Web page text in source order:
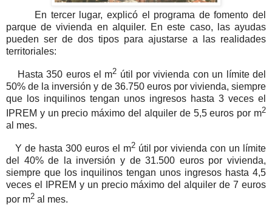
En tercer lugar, explicó el programa de fomento del
parque de vivienda en alquiler. En este caso, las ayudas
pueden ser de dos tipos para ajustarse a las realidades
territoriales:
Hasta 350 euros el m2 útil por vivienda con un límite del
50% de la inversión y de 36.750 euros por vivienda, siempre
que los inquilinos tengan unos ingresos hasta 3 veces el
IPREM y un precio máximo del alquiler de 5,5 euros por m2
al mes.
Y de hasta 300 euros el m2útil por vivienda con un límite
del 40% de la inversión y de 31.500 euros por vivienda,
siempre que los inquilinos tengan unos ingresos hasta 4,5
veces el IPREM y un precio máximo del alquiler de 7 euros
por m2 al mes.